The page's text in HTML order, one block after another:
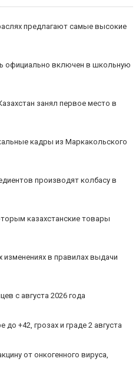
предлагают самые высокие
официально включен в школьную
занял первое место в
кадры из Маркакольского
производят колбасу в
казахстанские товары
в правилах выдачи
с августа 2026 года
+42, грозах и граде 2 августа
от онкогенного вируса,